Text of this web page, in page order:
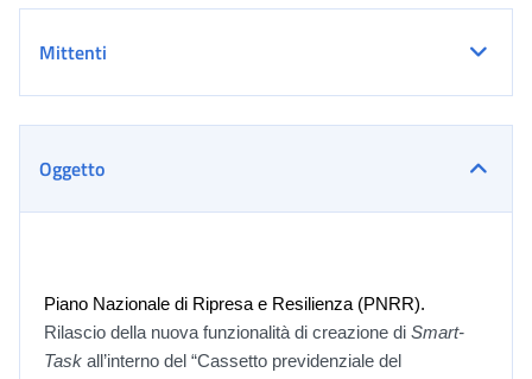
Mittenti
Oggetto
Piano Nazionale di Ripresa e Resilienza (PNRR).
Rilascio della nuova funzionalità di creazione di Smart-
Task all’interno del “Cassetto previdenziale del